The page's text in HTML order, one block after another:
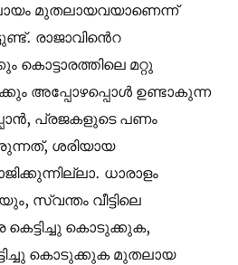
മുതലായവയാണെന്ന്
രാജാവിൻെറ
കൊട്ടാരത്തിലെ മറ്റു
അപ്പോഴപ്പൊൾ ഉണ്ടാകുന്ന
പ്രജകളുടെ പണം
ശരിയായ
ധാരാളം
സ്വന്തം വീട്ടിലെ
കെട്ടിച്ചു കൊടുക്കുക,
കൊടുക്കുക മുതലായ